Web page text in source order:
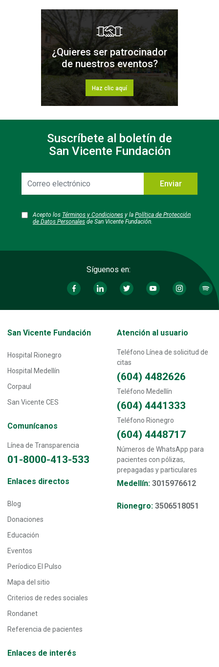
¿Quieres ser patrocinador
de nuestros eventos?
Haz clic aquí
Suscríbete al boletín de
San Vicente Fundación
electrónico
Acepto los Términos y Condiciones y la Política de Protección
de Datos Personales de San Vicente Fundación.
Enviar
Síguenos en:
Transversal - Menú San Vicente fundación footer
San Vicente Fundación
Hospital Rionegro
Hospital Medellín
Corpaul
San Vicente CES
Comunícanos
Línea de Transparencia
01-8000-413-533
Atención al usuario
Teléfono Línea de solicitud de
citas
(604) 4482626
Teléfono Medellín
(604) 4441333
Teléfono Rionegro
(604) 4448717
Números de WhatsApp para
pacientes con pólizas,
prepagadas y particulares
Medellín: 3015976612
Rionegro: 3506518051
Transversal - Menú enlaces directos footer
Enlaces directos
Blog
Donaciones
Educación
Eventos
Períodico El Pulso
Mapa del sitio
Criterios de redes sociales
Rondanet
Referencia de pacientes
Enlaces de interés